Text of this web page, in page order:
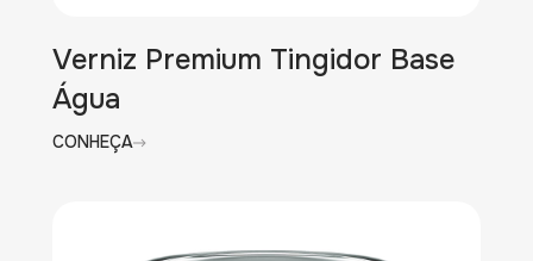
Verniz Premium Tingidor Base
Água
CONHEÇA